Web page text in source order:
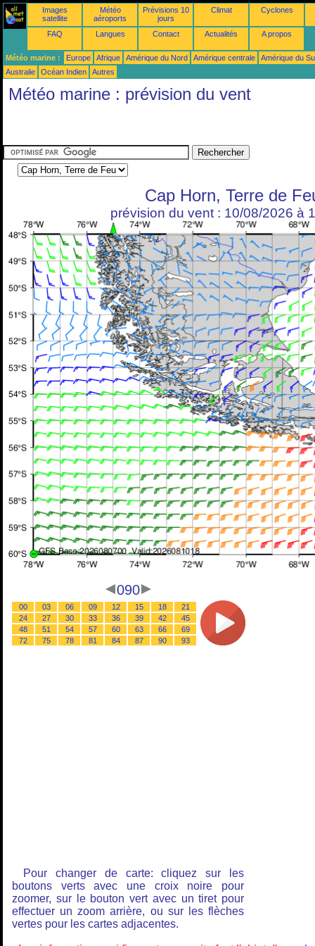
Images
satellite
Météo
aéroports
Prévisions 10
jours
Climat Cyclones
FAQ Langues Contact Actualités A propos
Météo marine : Europe Afrique Amérique du Nord Amérique centrale
Amérique du
Australie
Océan Indien Autres
Météo marine : prévision du vent
Cap Horn, Terre de
prévision du vent : 10/08/2026 à
090
00 03 06 09 12 15 18
21
24
27 30 33 36 39 42
45
48
51 54 57 60 63 66
69
72
75 78 81 84 87 90 93
Pour changer de carte: cliquez sur les
boutons verts avec une croix noire pour
zoomer, sur le bouton vert avec un tiret pour
effectuer un zoom arrière, ou sur les flèches
vertes pour les cartes adjacentes.